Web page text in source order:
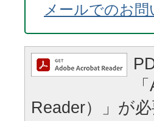
メールでのお問
Reader）」が